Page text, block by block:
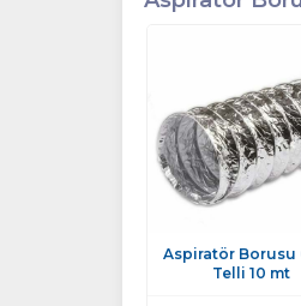
Aspiratör Borusu
Telli 10 mt